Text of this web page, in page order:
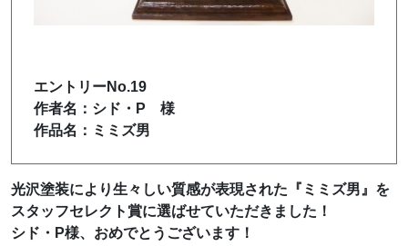
エントリーNo.19
作者名：シド・P 様
作品名：ミミズ男
光沢塗装により生々しい質感が表現された『ミミズ男』を
スタッフセレクト賞に選ばせていただきました！
シド・P様、おめでとうございます！